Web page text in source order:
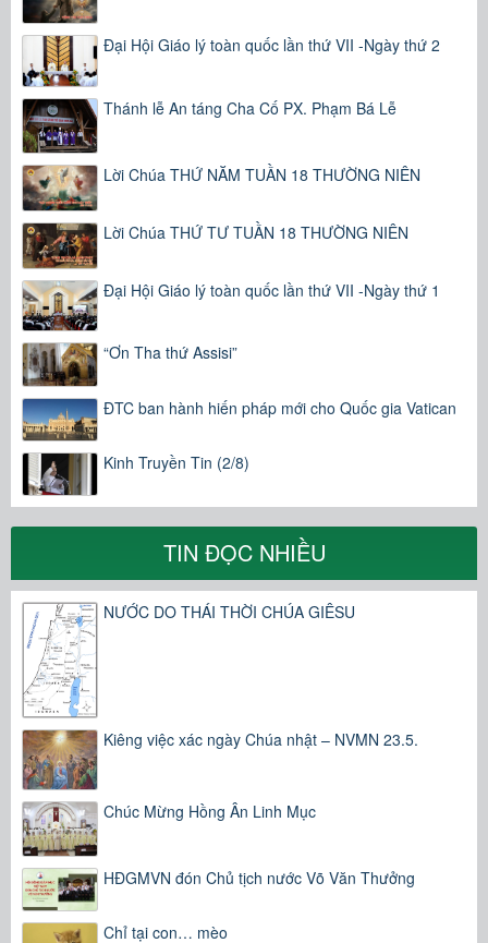
Đại Hội Giáo lý toàn quốc lần thứ VII -Ngày thứ 2
Thánh lễ An táng Cha Cố PX. Phạm Bá Lễ
Lời Chúa THỨ NĂM TUẦN 18 THƯỜNG NIÊN
Lời Chúa THỨ TƯ TUẦN 18 THƯỜNG NIÊN
Đại Hội Giáo lý toàn quốc lần thứ VII -Ngày thứ 1
“Ơn Tha thứ Assisi”
ĐTC ban hành hiến pháp mới cho Quốc gia Vatican
Kinh Truyền Tin (2/8)
TIN ĐỌC NHIỀU
NƯỚC DO THÁI THỜI CHÚA GIÊSU
Kiêng việc xác ngày Chúa nhật – NVMN 23.5.
Chúc Mừng Hồng Ân Linh Mục
HĐGMVN đón Chủ tịch nước Võ Văn Thưởng
Chỉ tại con… mèo